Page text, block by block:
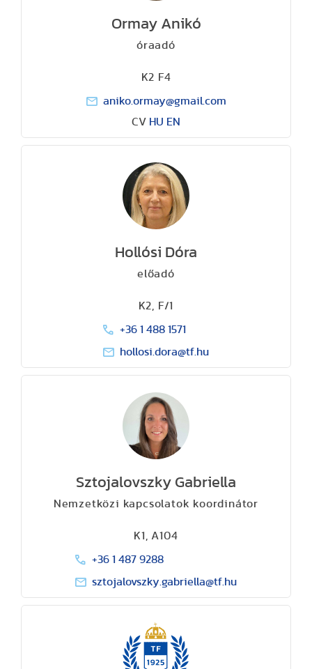
Ormay Anikó
óraadó
K2 F4
aniko.ormay@gmail.com
CV HU EN
Hollósi Dóra
előadó
K2, F/1
+36 1 488 1571
hollosi.dora@tf.hu
Sztojalovszky Gabriella
Nemzetközi kapcsolatok koordinátor
K1, A104
+36 1 487 9288
sztojalovszky.gabriella@tf.hu